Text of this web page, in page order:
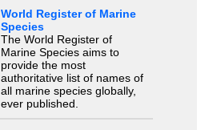
World Register of Marine
Species
The World Register of
Marine Species aims to
provide the most
authoritative list of names of
all marine species globally,
ever published.